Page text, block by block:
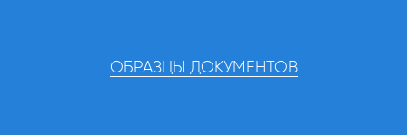
ОБРАЗЦЫ ДОКУМЕНТОВ